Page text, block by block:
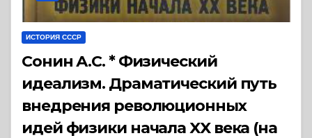
ИСТОРИЯ СССР
Сонин А.С. * Физический
идеализм. Драматический путь
внедрения революционных
идей физики начала XX века (на